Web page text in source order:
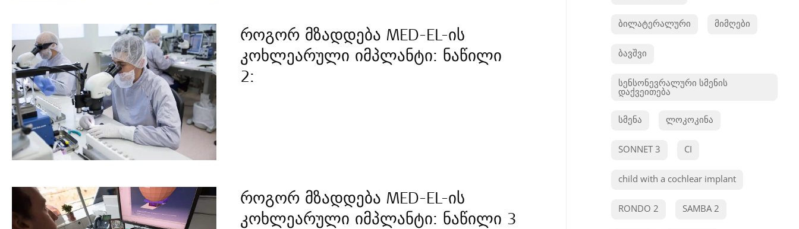
როგორ მზადდება MED-EL-ის
კოხლეარული იმპლანტი: ნაწილი
2:
როგორ მზადდება MED-EL-ის
კოხლეარული იმპლანტი: ნაწილი 3
ბილატერალური მიმღები
ბავშვი
სენსონევრალური სმენის
დაქვეითება
სმენა ლოკოკინა
SONNET 3 CI
child with a cochlear implant
RONDO 2 SAMBA 2